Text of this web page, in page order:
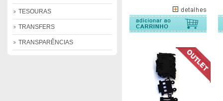
TESOURAS
TRANSFERS
TRANSPARÊNCIAS
Comprar Comprar